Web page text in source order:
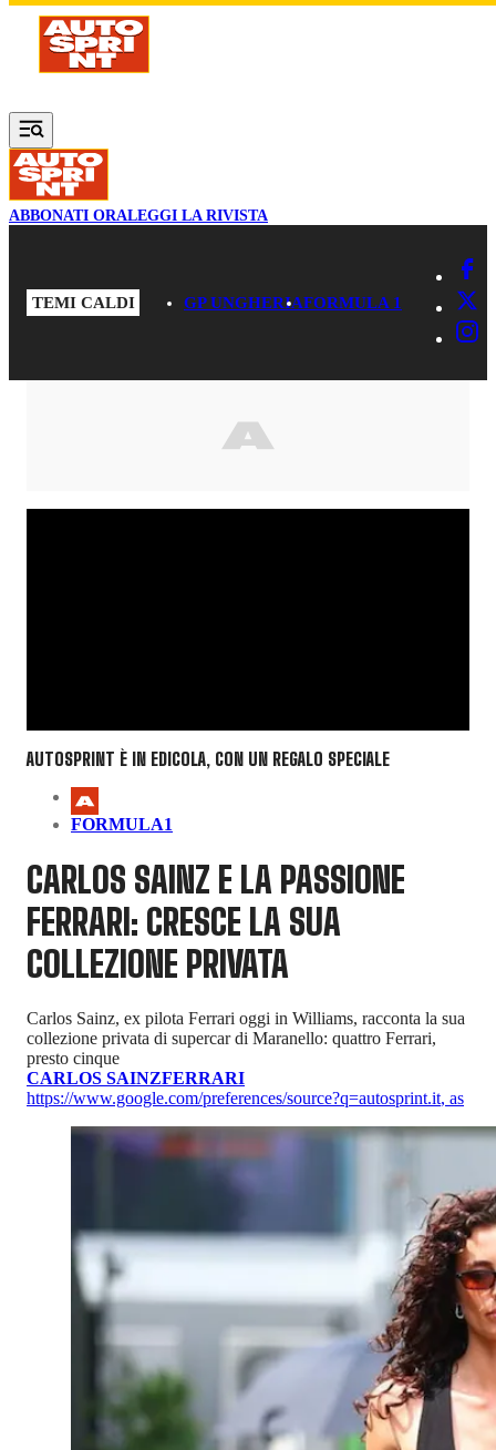
Vai al contenuto principale
ABBONATI ORALEGGI LA RIVISTA
TEMI CALDI GP UNGHERIAFORMULA 1
AUTOSPRINT È IN EDICOLA, CON UN REGALO SPECIALE
FORMULA1
CARLOS SAINZ E LA PASSIONE
FERRARI: CRESCE LA SUA
COLLEZIONE PRIVATA
Carlos Sainz, ex pilota Ferrari oggi in Williams, racconta la sua
collezione privata di supercar di Maranello: quattro Ferrari,
presto cinque
CARLOS SAINZFERRARI
https://www.google.com/preferences/source?q=autosprint.it, as